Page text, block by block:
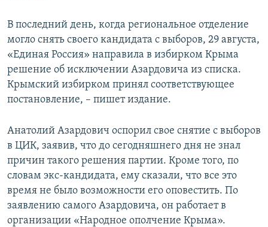
Все сайты RFE/RL
В последний день, когда региональное отделение
могло снять своего кандидата с выборов, 29 августа,
«Единая Россия» направила в избирком Крыма
решение об исключении Азардовича из списка.
Крымский избирком принял соответствующее
постановление, – пишет издание.
Анатолий Азардович оспорил свое снятие с выборов
в ЦИК, заявив, что до сегодняшнего дня не знал
причин такого решения партии. Кроме того, по
словам экс-кандидата, ему сказали, что все это
время не было возможности его оповестить. По
заявлению самого Азардовича, он работает в
организации «Народное ополчение Крыма».